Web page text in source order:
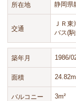
所在地 静岡
交通
ＪＲ
バス(
築年月 1986/
面積
バルコニー 3m²